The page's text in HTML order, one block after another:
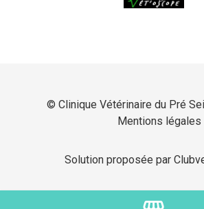
© Clinique Vétérinaire du Pré
Mentions légales
Solution proposée par